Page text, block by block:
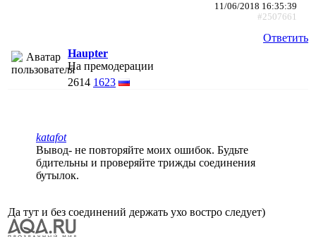
11/06/2018 16:35:39
#2507661
Ответить
Haupter
На премодерации
2614 1623
katafot
Вывод- не повторяйте моих ошибок. Будьте
бдительны и проверяйте трижды соединения
бутылок.
Да тут и без соединений держать ухо востро следует)